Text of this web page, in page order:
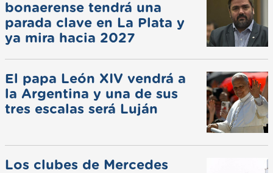
bonaerense tendrá una
parada clave en La Plata y
ya mira hacia 2027
El papa León XIV vendrá a
la Argentina y una de sus
tres escalas será Luján
Los clubes de Mercedes